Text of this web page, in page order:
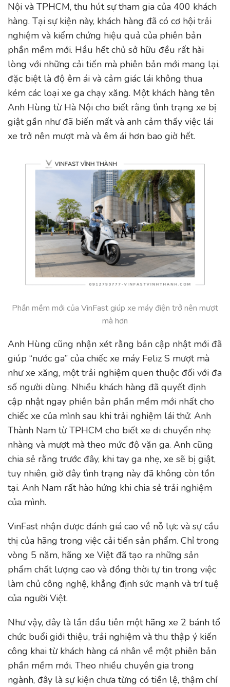
Nội và TPHCM, thu hút sự tham gia của 400 khách
hàng. Tại sự kiện này, khách hàng đã có cơ hội trải
nghiệm và kiểm chứng hiệu quả của phiên bản
phần mềm mới. Hầu hết chủ sở hữu đều rất hài
lòng với những cải tiến mà phiên bản mới mang lại,
đặc biệt là độ êm ái và cảm giác lái không thua
kém các loại xe ga chạy xăng. Một khách hàng tên
Anh Hùng từ Hà Nội cho biết rằng tình trạng xe bị
giật gần như đã biến mất và anh cảm thấy việc lái
xe trở nên mượt mà và êm ái hơn bao giờ hết.
Phần mềm mới của VinFast giúp xe máy điện trở nên mượt
mà hơn
Anh Hùng cũng nhận xét rằng bản cập nhật mới đã
giúp “nước ga” của chiếc xe máy Feliz S mượt mà
như xe xăng, một trải nghiệm quen thuộc đối với đa
số người dùng. Nhiều khách hàng đã quyết định
cập nhật ngay phiên bản phần mềm mới nhất cho
chiếc xe của mình sau khi trải nghiệm lái thử. Anh
Thành Nam từ TPHCM cho biết xe di chuyển nhẹ
nhàng và mượt mà theo mức độ vặn ga. Anh cũng
chia sẻ rằng trước đây, khi tay ga nhẹ, xe sẽ bị giật,
tuy nhiên, giờ đây tình trạng này đã không còn tồn
tại. Anh Nam rất hào hứng khi chia sẻ trải nghiệm
của mình.
VinFast nhận được đánh giá cao về nỗ lực và sự cầu
thị của hãng trong việc cải tiến sản phẩm. Chỉ trong
vòng 5 năm, hãng xe Việt đã tạo ra những sản
phẩm chất lượng cao và đồng thời tự tin trong việc
làm chủ công nghệ, khẳng định sức mạnh và trí tuệ
của người Việt.
Như vậy, đây là lần đầu tiên một hãng xe 2 bánh tổ
chức buổi giới thiệu, trải nghiệm và thu thập ý kiến
công khai từ khách hàng cá nhân về một phiên bản
phần mềm mới. Theo nhiều chuyên gia trong
ngành, đây là sự kiện chưa từng có tiền lệ, thậm chí